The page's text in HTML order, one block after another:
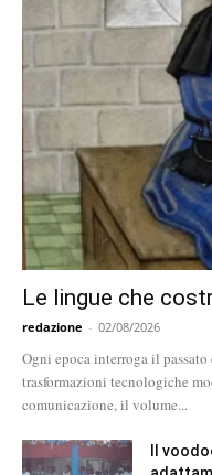
Le lingue che
redazione - 02/08/2026
Ogni epoca interroga il
trasformazioni tecnologiche
comunicazione, il volume...
Il